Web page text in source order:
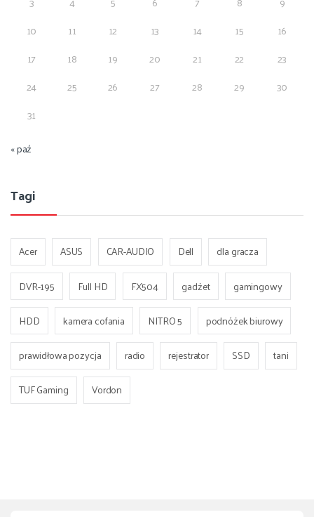
10
11 12 13 14 15
16
17
18 19 20 21 22
23
24
25 26 27 28 29
30
31
« paź
Tagi
Acer ASUS CAR-AUDIO Dell
dla gracza
DVR-195
Full HD FX504 gadżet
gamingowy
HDD
kamera cofania NITRO 5
podnóżek biurowy
prawidłowa pozycja
radio rejestrator SSD
tani
TUF Gaming
Vordon